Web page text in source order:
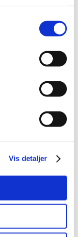
Vis detaljer